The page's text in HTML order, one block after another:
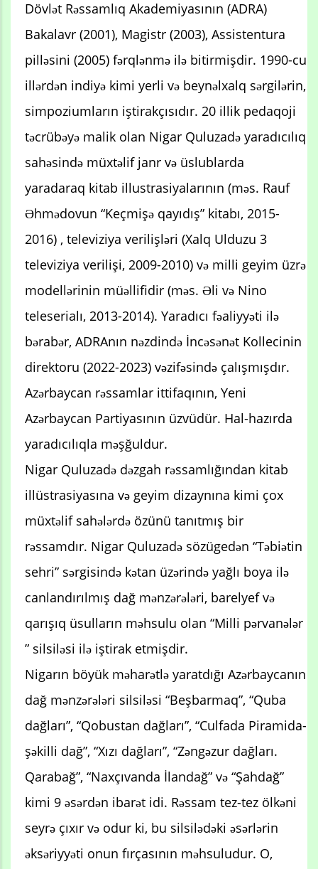
Dövlət Rəssamlıq Akademiyasının (ADRA)
Bakalavr (2001), Magistr (2003), Assistentura
pilləsini (2005) fərqlənmə ilə bitirmişdir. 1990-cu
illərdən indiyə kimi yerli və beynəlxalq sərgilərin,
simpoziumların iştirakçısıdır. 20 illik pedaqoji
təcrübəyə malik olan Nigar Quluzadə yaradıcılıq
sahəsində müxtəlif janr və üslublarda
yaradaraq kitab illustrasiyalarının (məs. Rauf
Əhmədovun “Keçmişə qayıdış” kitabı, 2015-
2016) , televiziya verilişləri (Xalq Ulduzu 3
televiziya verilişi, 2009-2010) və milli geyim üzrə
modellərinin müəllifidir (məs. Əli və Nino
teleserialı, 2013-2014). Yaradıcı fəaliyyəti ilə
bərabər, ADRAnın nəzdində İncəsənət Kollecinin
direktoru (2022-2023) vəzifəsində çalışmışdır.
Azərbaycan rəssamlar ittifaqının, Yeni
Azərbaycan Partiyasının üzvüdür. Hal-hazırda
yaradıcılıqla məşğuldur.
Nigar Quluzadə dəzgah rəssamlığından kitab
illüstrasiyasına və geyim dizaynına kimi çox
müxtəlif sahələrdə özünü tanıtmış bir
rəssamdır. Nigar Quluzadə sözügedən “Təbiətin
sehri” sərgisində kətan üzərində yağlı boya ilə
canlandırılmış dağ mənzərələri, barelyef və
qarışıq üsulların məhsulu olan “Milli pərvanələr
” silsiləsi ilə iştirak etmişdir.
Nigarın böyük məharətlə yaratdığı Azərbaycanın
dağ mənzərələri silsiləsi “Beşbarmaq”, “Quba
dağları”, “Qobustan dağları”, “Culfada Piramida-
şəkilli dağ”, “Xızı dağları”, “Zəngəzur dağları.
Qarabağ”, “Naxçıvanda İlandağ” və “Şahdağ”
kimi 9 əsərdən ibarət idi. Rəssam tez-tez ölkəni
seyrə çıxır və odur ki, bu silsilədəki əsərlərin
əksəriyyəti onun fırçasının məhsuludur. O,